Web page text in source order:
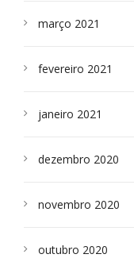
março 2021
fevereiro 2021
janeiro 2021
dezembro 2020
novembro 2020
outubro 2020